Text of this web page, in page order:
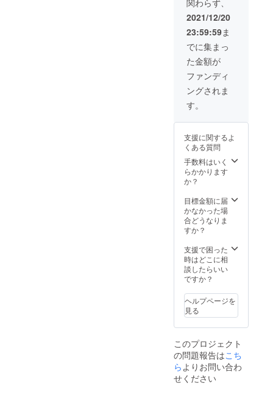
価格と
なりま
す。
関わらず、
2021/12/20
23:59:59ま
でに集まっ
た金額が
ファンディ
ングされま
す。
支援に関するよ
くある質問
手数料はいく
らかかります
か？
目標金額に届
かなかった場
合どうなりま
すか？
支援で困った
時はどこに相
談したらいい
ですか？
ヘルプページを
見る
このプロジェクト
の問題報告はこち
らよりお問い合わ
せください